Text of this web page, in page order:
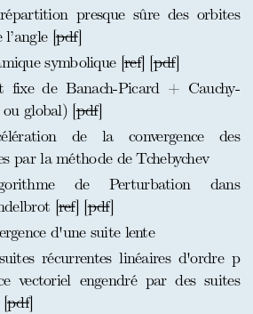
presque sûre des orbites
[pdf]
symbolique [ref] [pdf]
fixe de Banach-Picard + Cauchy-
global) [pdf]
de la convergence des
par la méthode de Tchebychev
de Perturbation dans
[ref] [pdf]
d'une suite lente
récurrentes linéaires d'ordre p
vectoriel engendré par des suites
pdf]